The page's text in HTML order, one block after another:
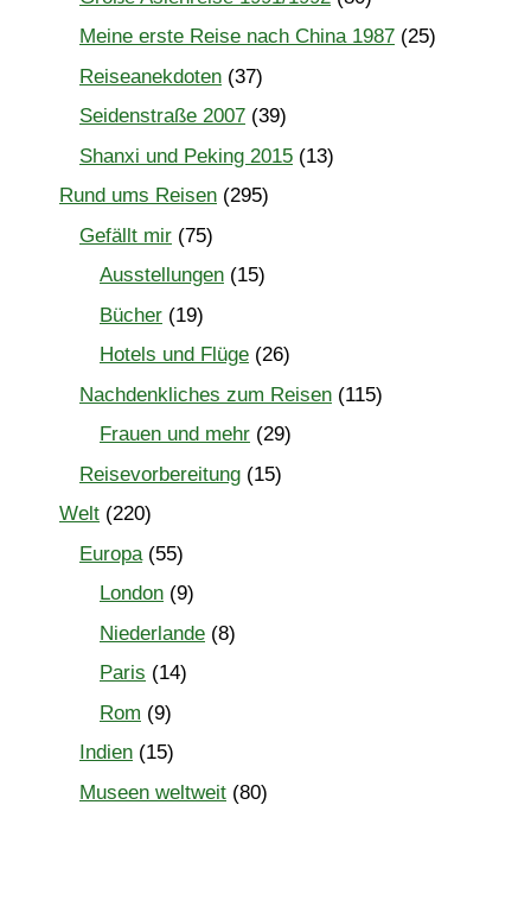
Meine erste Reise nach China 1987 (25)
Reiseanekdoten (37)
Seidenstraße 2007 (39)
Shanxi und Peking 2015 (13)
Rund ums Reisen (295)
Gefällt mir (75)
Ausstellungen (15)
Bücher (19)
Hotels und Flüge (26)
Nachdenkliches zum Reisen (115)
Frauen und mehr (29)
Reisevorbereitung (15)
Welt (220)
Europa(55)
London (9)
Niederlande (8)
Paris (14)
Rom (9)
Indien (15)
Museen weltweit (80)